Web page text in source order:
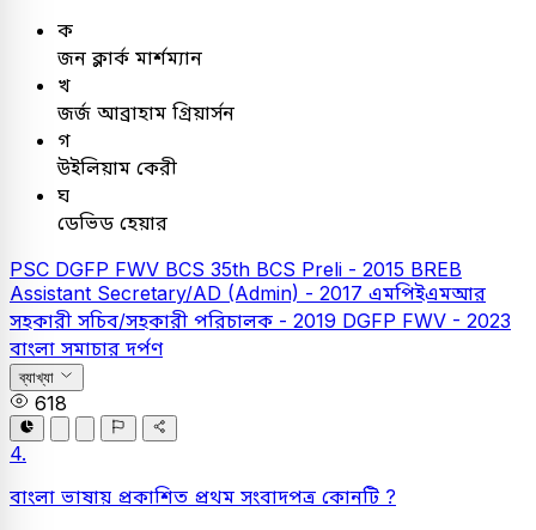
ক
জন ক্লার্ক মার্শম্যান
খ
জর্জ আব্রাহাম গ্রিয়ার্সন
গ
উইলিয়াম কেরী
ঘ
ডেভিড হেয়ার
PSC DGFP FWV BCS 35th BCS Preli - 2015 BREB
Assistant Secretary/AD (Admin) - 2017 এমপিইএমআর
সহকারী সচিব/সহকারী পরিচালক - 2019 DGFP FWV - 2023
বাংলা সমাচার দর্পণ
ব্যাখ্যা
618
4.
বাংলা ভাষায় প্রকাশিত প্রথম সংবাদপত্র কোনটি ?